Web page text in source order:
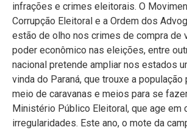
infrações e crimes eleitorais. O
Corrupção Eleitoral e a Ordem dos
estão de olho nos crimes de compra de
poder econômico nas eleições, entre
nacional pretende ampliar nos estados
vinda do Paraná, que trouxe a
meio de caravanas e meios para se
Ministério Público Eleitoral, que age em
irregularidades. Este ano, o mote da